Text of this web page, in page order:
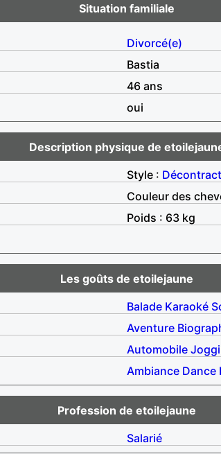
Situation familiale
Divorcé(e)
Bastia
46 ans
oui
Description physique de
Style :
Couleur des
Poids : 63 kg
Les goûts de etoilejaune
Balade Karaoké
Aventure
Automobile
Ambiance Dance
Profession de etoilejaune
Salarié